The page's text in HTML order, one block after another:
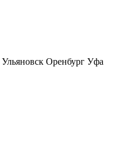
Ульяновск Оренбург Уфа